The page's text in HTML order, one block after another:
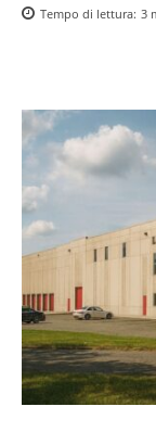
Tempo di lettura: 3